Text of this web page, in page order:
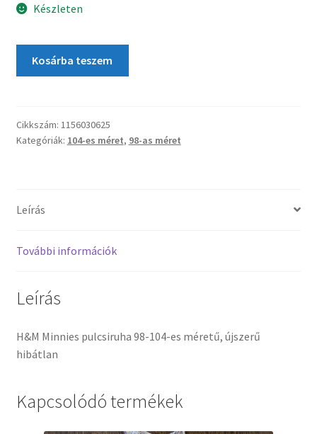
Készleten
Kosárba teszem
Cikkszám: 1156030625
Kategóriák: 104-es méret, 98-as méret
Leírás
További információk
Leírás
H&M Minnies pulcsiruha 98-104-es méretű, újszerű
hibátlan
Kapcsolódó termékek